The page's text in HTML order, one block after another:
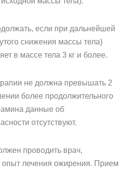
если при дальнейшей
снижения массы тела)
в массе тела 3 кг и более.
не должна превышать 2
более продолжительного
данные об
отсутствуют.
проводить врач,
лечения ожирения. Прием